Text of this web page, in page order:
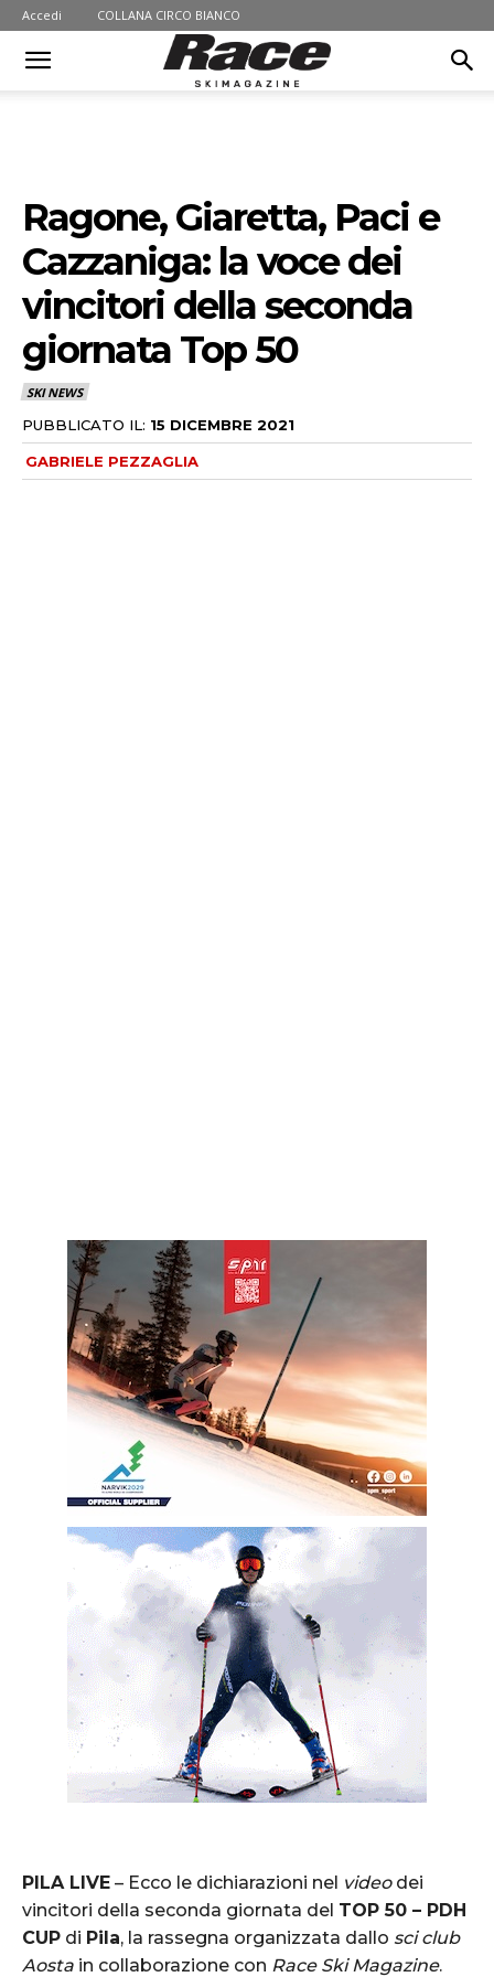
Accedi COLLANA CIRCO BIANCO
Ragone, Giaretta, Paci e
Cazzaniga: la voce dei
vincitori della seconda
giornata Top 50
SKI NEWS
PUBBLICATO IL: 15 DICEMBRE 2021
GABRIELE PEZZAGLIA
PILA LIVE – Ecco le dichiarazioni nel videodei
vincitori della seconda giornata del TOP 50 – PDH
CUP di Pila, la rassegna organizzata dallo sci club
Aosta in collaborazione con Race Ski Magazine.